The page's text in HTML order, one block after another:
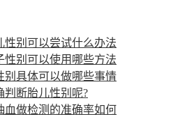
性别可以尝试什么办法
性别可以使用哪些方法
别具体可以做哪些事情
判断胎儿性别呢?
血做检测的准确率如何